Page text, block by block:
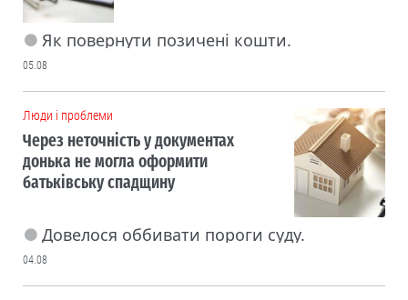
Як повернути позичені кошти.
05.08
Люди і проблеми
Через неточність у документах
донька не могла оформити
батьківську спадщину
Довелося оббивати пороги суду.
04.08